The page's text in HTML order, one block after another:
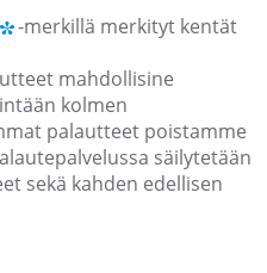
-merkillä merkityt kentät
mahdollisine
kolmen
palautteet poistamme
säilytetään
sekä kahden edellisen